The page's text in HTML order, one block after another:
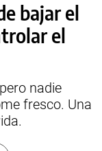
bajar el
el
nadie
fresco. Una